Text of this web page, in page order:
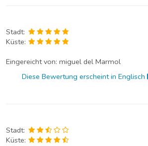
Stadt:
Küste:
Eingereicht von: miguel del Marmol
Diese Bewertung erscheint in Englisch
Stadt:
Küste: